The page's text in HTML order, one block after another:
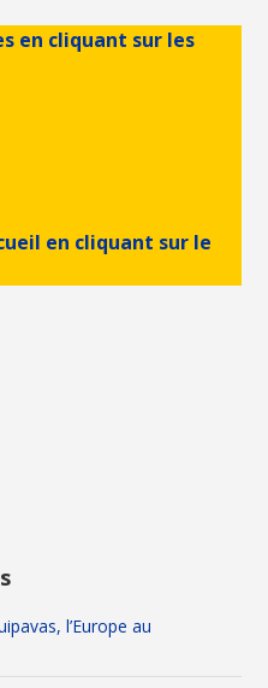
en cliquant sur les
en cliquant sur le
l’Europe au